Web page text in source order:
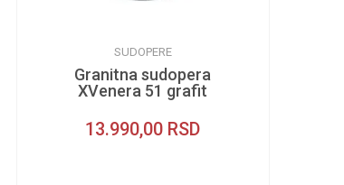
SUDOPERE
Granitna sudopera
XVenera 51 grafit
13.990,00 RSD